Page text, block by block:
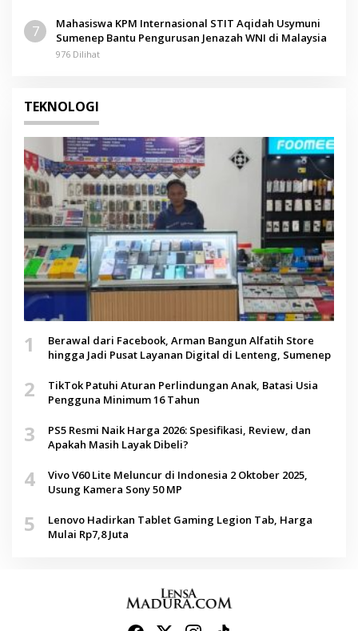
7
Mahasiswa KPM Internasional STIT Aqidah Usymuni
Sumenep Bantu Pengurusan Jenazah WNI di Malaysia
976 Dilihat
TEKNOLOGI
1
Berawal dari Facebook, Arman Bangun Alfatih Store
hingga Jadi Pusat Layanan Digital di Lenteng, Sumenep
2
TikTok Patuhi Aturan Perlindungan Anak, Batasi Usia
Pengguna Minimum 16 Tahun
3
PS5 Resmi Naik Harga 2026: Spesifikasi, Review, dan
Apakah Masih Layak Dibeli?
4
Vivo V60 Lite Meluncur di Indonesia 2 Oktober 2025,
Usung Kamera Sony 50 MP
5
Lenovo Hadirkan Tablet Gaming Legion Tab, Harga
Mulai Rp7,8 Juta